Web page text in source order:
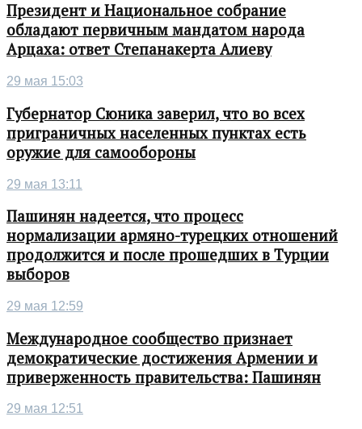
Президент и Национальное собрание
обладают первичным мандатом народа
Арцаха: ответ Степанакерта Алиеву
29 мая 15:03
Губернатор Сюника заверил, что во всех
приграничных населенных пунктах есть
оружие для самообороны
29 мая 13:11
Пашинян надеется, что процесс
нормализации армяно-турецких отношений
продолжится и после прошедших в Турции
выборов
29 мая 12:59
Международное сообщество признает
демократические достижения Армении и
приверженность правительства: Пашинян
29 мая 12:51